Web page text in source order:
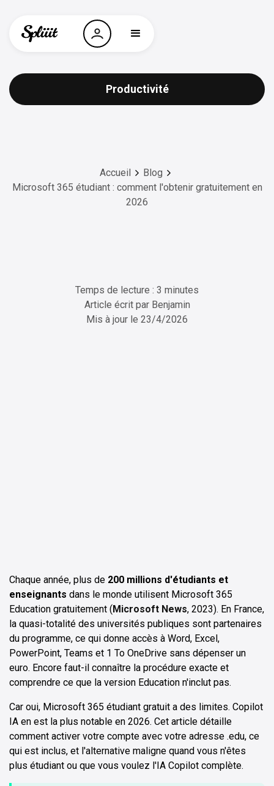
Productivité
Accueil
Blog
Microsoft 365 étudiant : comment l'obtenir gratuitement en
2026
Temps de lecture : 3 minutes
Article écrit par Benjamin
Mis à jour le 23/4/2026
Chaque année, plus de 200 millions d'étudiants et
enseignants dans le monde utilisent Microsoft 365
Education gratuitement (Microsoft News, 2023). En France,
la quasi-totalité des universités publiques sont partenaires
du programme, ce qui donne accès à Word, Excel,
PowerPoint, Teams et 1 To OneDrive sans dépenser un
euro. Encore faut-il connaître la procédure exacte et
comprendre ce que la version Education n'inclut pas.
Car oui, Microsoft 365 étudiant gratuit a des limites. Copilot
IA en est la plus notable en 2026. Cet article détaille
comment activer votre compte avec votre adresse .edu, ce
qui est inclus, et l'alternative maligne quand vous n'êtes
plus étudiant ou que vous voulez l'IA Copilot complète.